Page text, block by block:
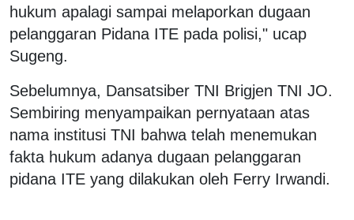
hukum apalagi sampai melaporkan dugaan
pelanggaran Pidana ITE pada polisi," ucap
Sugeng.
Sebelumnya, Dansatsiber TNI Brigjen TNI JO.
Sembiring menyampaikan pernyataan atas
nama institusi TNI bahwa telah menemukan
fakta hukum adanya dugaan pelanggaran
pidana ITE yang dilakukan oleh Ferry Irwandi.